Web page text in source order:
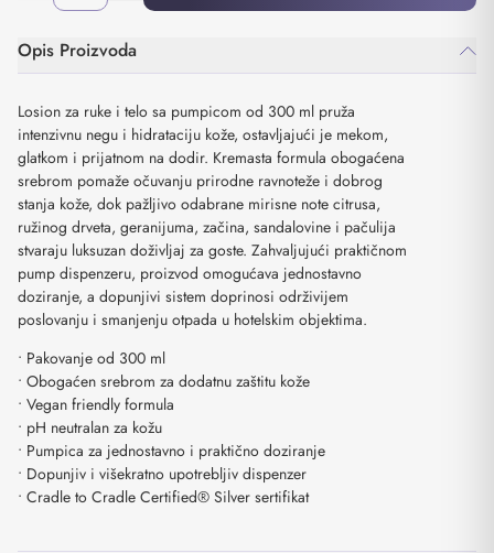
Opis Proizvoda
Losion za ruke i telo sa pumpicom od 300 ml pruža
intenzivnu negu i hidrataciju kože, ostavljajući je mekom,
glatkom i prijatnom na dodir. Kremasta formula obogaćena
srebrom pomaže očuvanju prirodne ravnoteže i dobrog
stanja kože, dok pažljivo odabrane mirisne note citrusa,
ružinog drveta, geranijuma, začina, sandalovine i pačulija
stvaraju luksuzan doživljaj za goste. Zahvaljujući praktičnom
pump dispenzeru, proizvod omogućava jednostavno
doziranje, a dopunjivi sistem doprinosi održivijem
poslovanju i smanjenju otpada u hotelskim objektima.
• Pakovanje od 300 ml
• Obogaćen srebrom za dodatnu zaštitu kože
• Vegan friendly formula
• pH neutralan za kožu
• Pumpica za jednostavno i praktično doziranje
• Dopunjiv i višekratno upotrebljiv dispenzer
• Cradle to Cradle Certified® Silver sertifikat